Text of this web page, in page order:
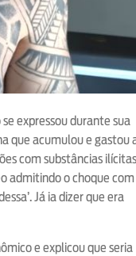
expressou durante sua
que acumulou e gastou
com substâncias
admitindo o choque
Já ia dizer que era
e explicou que seria